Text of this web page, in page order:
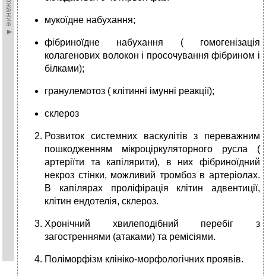
мукоїдне набухання;
фібриноїдне набухання ( гомогенізація
колагенових волокон і просочування фібрином і
білками);
гранулемотоз ( клітинні імунні реакції);
склероз
Розвиток системних васкулітів з переважним
пошкодженням мікроціркуляторного русла (
артеріїти та капілярити), в них фібриноїдний
некроз стінки, можливий тромбоз в артеріолах.
В капілярах проліфірація клітин адвентиції,
клітин ендотелія, склероз.
Хронічний хвилеподібний перебіг з
загостреннями (атаками) та ремісіями.
Поліморфізм клініко-морфологічних проявів.